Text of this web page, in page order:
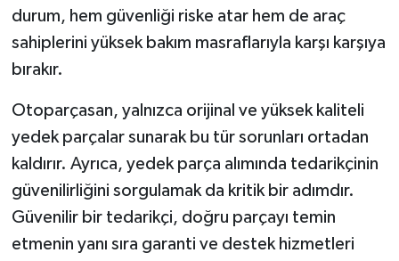
durum, hem güvenliği riske atar hem de araç
sahiplerini yüksek bakım masraflarıyla karşı karşıya
bırakır.
Otoparçasan, yalnızca orijinal ve yüksek kaliteli
yedek parçalar sunarak bu tür sorunları ortadan
kaldırır. Ayrıca, yedek parça alımında tedarikçinin
güvenilirliğini sorgulamak da kritik bir adımdır.
Güvenilir bir tedarikçi, doğru parçayı temin
etmenin yanı sıra garanti ve destek hizmetleri